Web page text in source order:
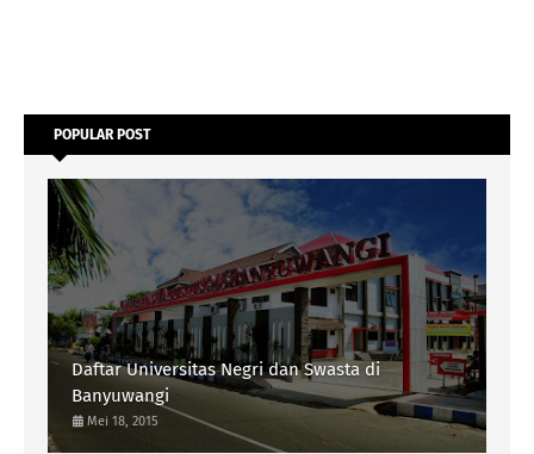
POPULAR POST
Daftar Universitas Negri dan Swasta di
Banyuwangi
Mei 18, 2015